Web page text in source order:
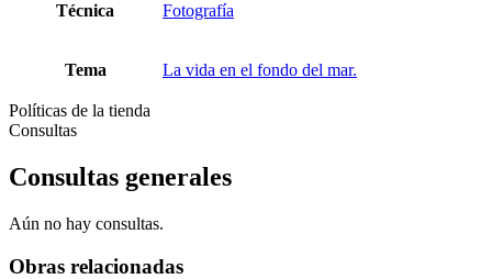
Técnica Fotografía
Tema La vida en el fondo del mar.
Políticas de la tienda
Consultas
Consultas generales
Aún no hay consultas.
Obras relacionadas